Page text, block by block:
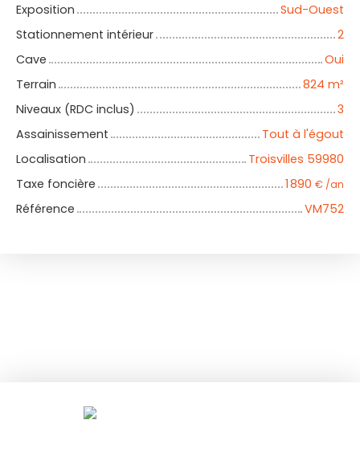
Exposition
Sud-Ouest
Stationnement intérieur
2
Cave
Oui
Terrain
824 m²
Niveaux (RDC inclus)
3
Assainissement
Tout à l'égout
Localisation
Troisvilles 59980
Taxe foncière
1 890 € /an
Référence VM752